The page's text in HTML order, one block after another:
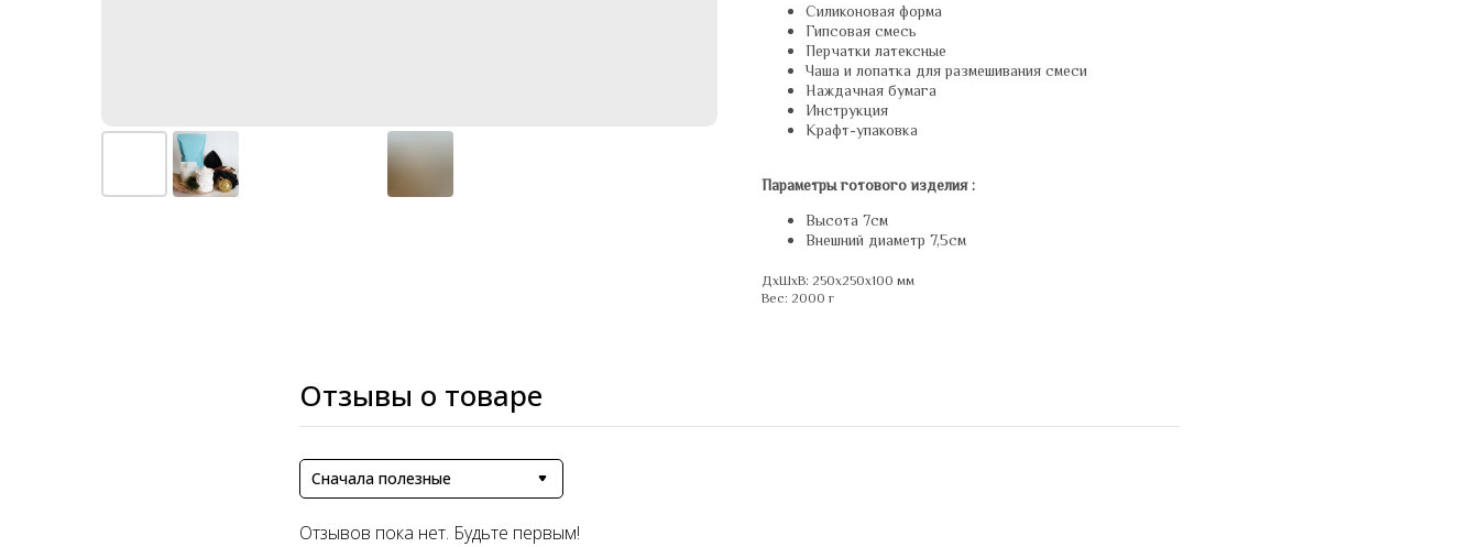
Силиконовая форма
Гипсовая смесь
Перчатки латексные
Чаша и лопатка для размешивания смеси
Наждачная бумага
Инструкция
Крафт-упаковка
Параметры готового изделия :
Высота 7см
Внешний диаметр 7,5см
ДxШxВ: 250x250x100 мм
Вес: 2000 г
Отзывы о товаре
Сначала полезные
Отзывов пока нет. Будьте первым!